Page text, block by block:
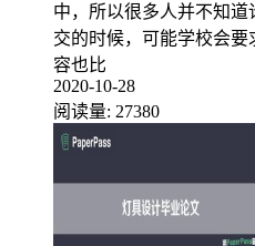
中，所以很多人并不知
交的时候，可能学校会
容也比
2020-10-28
阅读量: 27380